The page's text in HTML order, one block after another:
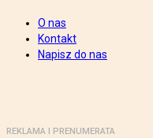
O nas
Kontakt
Napisz do nas
REKLAMA I PRENUMERATA